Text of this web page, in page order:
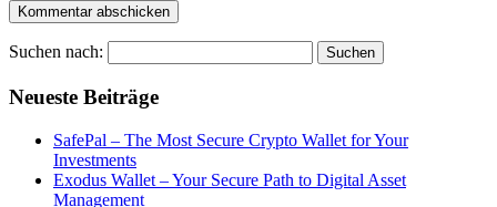
Suchen nach:
Neueste Beiträge
SafePal – The Most Secure Crypto Wallet for Your
Investments
Exodus Wallet – Your Secure Path to Digital Asset
Management